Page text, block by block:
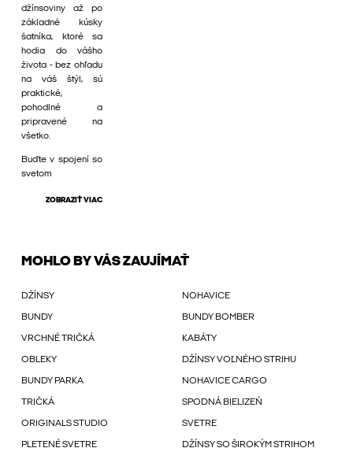
džínsoviny až po
základné kúsky
šatníka, ktoré sa
hodia do vášho
života - bez ohľadu
na váš štýl, sú
praktické,
pohodlné a
pripravené na
všetko.
Buďte v spojení so
svetom
ZOBRAZIŤ VIAC
MOHLO BY VÁS ZAUJÍMAŤ
DŽÍNSY NOHAVICE
BUNDY BUNDY BOMBER
VRCHNÉ TRIČKÁ KABÁTY
OBLEKY DŽÍNSY VOĽNÉHO STRIHU
BUNDY PARKA NOHAVICE CARGO
TRIČKÁ SPODNÁ BIELIZEŇ
ORIGINALS STUDIO SVETRE
PLETENÉ SVETRE DŽÍNSY SO ŠIROKÝM STRIHOM